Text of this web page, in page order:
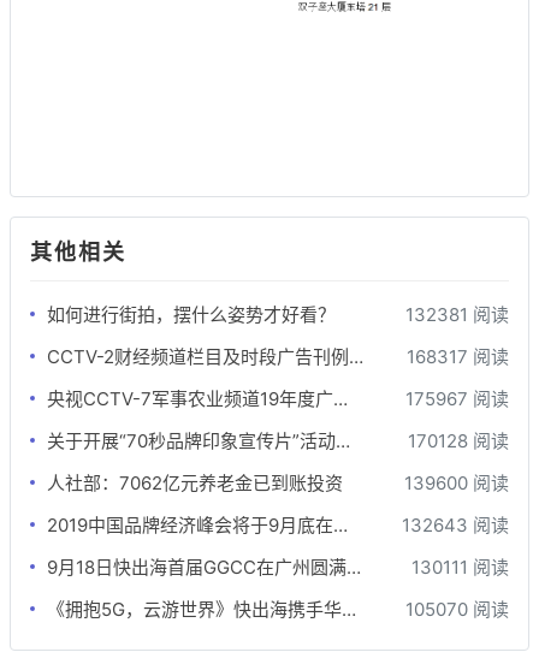
其他相关
如何进行街拍，摆什么姿势才好看？
132381 阅读
CCTV-2财经频道栏目及时段广告刊例-最全版
168317 阅读
央视CCTV-7军事农业频道19年度广告刊例价格表
175967 阅读
关于开展“70秒品牌印象宣传片”活动的函
170128 阅读
人社部：7062亿元养老金已到账投资
139600 阅读
2019中国品牌经济峰会将于9月底在北京举办
132643 阅读
9月18日快出海首届GGCC在广州圆满落幕!
130111 阅读
《拥抱5G，云游世界》快出海携手华为云游戏出海沙龙
105070 阅读